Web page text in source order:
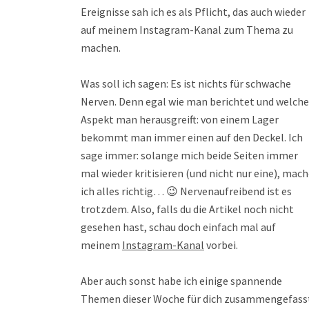
Ereignisse sah ich es als Pflicht, das auch wieder
auf meinem Instagram-Kanal zum Thema zu
machen.
Was soll ich sagen: Es ist nichts für schwache
Nerven. Denn egal wie man berichtet und
Aspekt man herausgreift: von einem Lager
bekommt man immer einen auf den Deckel. Ich
sage immer: solange mich beide Seiten immer
mal wieder kritisieren (und nicht nur eine),
ich alles richtig… 😉 Nervenaufreibend ist es
trotzdem. Also, falls du die Artikel noch nicht
gesehen hast, schau doch einfach mal auf
meinem Instagram-Kanal vorbei.
Aber auch sonst habe ich einige spannende
Themen dieser Woche für dich